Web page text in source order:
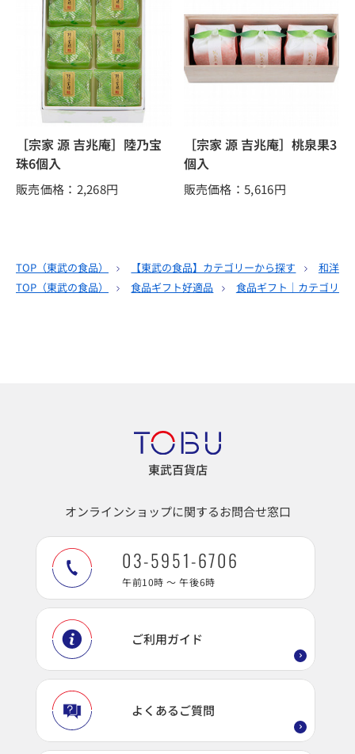
［宗家 源 吉兆庵］陸乃宝
珠6個入
販売価格：2,268円
［宗家 源 吉兆庵］桃泉果3
個入
販売価格：5,616円
TOP（東武の食品） 【東武の食品】カテゴリーから探す
和洋酒
TOP（東武の食品） 食品ギフト好適品 食品ギフト｜カテゴリー
東武百貨店
オンラインショップに関するお問合せ窓口
03-5951-6706
午前10時 ～ 午後6時
ご利用ガイド
よくあるご質問